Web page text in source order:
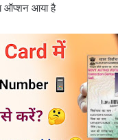
ऑप्शन आया है